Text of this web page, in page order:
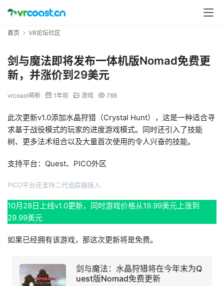
首页 VR论坛社区
剑与魔法即将发布一体机版Nomad免费更
新，并涨价到29美元
vrcoast萌新 1年前 游戏 788
此次更新v1.0添加水晶狩猎（Crystal Hunt），这是一种适合寻
求基于战役模式的玩家的进度游戏模式。同时还引入了技能
树、更多法术组合以及大量首次使用的令人兴奋的技能。
支持平台：Quest、PICO外区
PICO平台还支持二代追踪器接入
10月28日上线v1.0更新，同时游戏价格从19.99美元上涨到
29.99美元
如果已经拥有该游戏，那这次更新将是免费。
剑与魔法：水晶狩猎将在今年末为Q
uest版Nomad免费更新